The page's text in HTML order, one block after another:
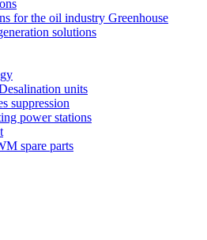
for the oil industry Greenhouse
solutions
units
suppression
power stations
spare parts